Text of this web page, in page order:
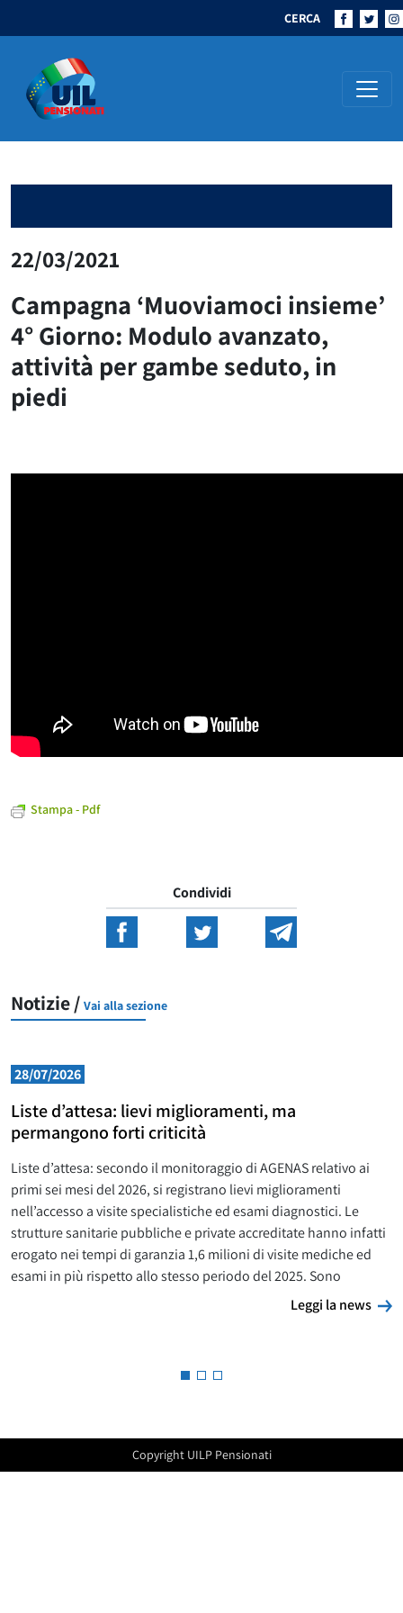
CERCA
Navigazione principale
22/03/2021
Campagna ‘Muoviamoci insieme’
4° Giorno: Modulo avanzato,
attività per gambe seduto, in
piedi
Stampa - Pdf
Condividi
Notizie / Vai alla sezione
28/07/2026
Liste d’attesa: lievi miglioramenti, ma
permangono forti criticità
Liste d’attesa: secondo il monitoraggio di AGENAS relativo ai
primi sei mesi del 2026, si registrano lievi miglioramenti
nell’accesso a visite specialistiche ed esami diagnostici. Le
strutture sanitarie pubbliche e private accreditate hanno infatti
erogato nei tempi di garanzia 1,6 milioni di visite mediche ed
esami in più rispetto allo stesso periodo del 2025. Sono
Leggi la news
Copyright UILP Pensionati